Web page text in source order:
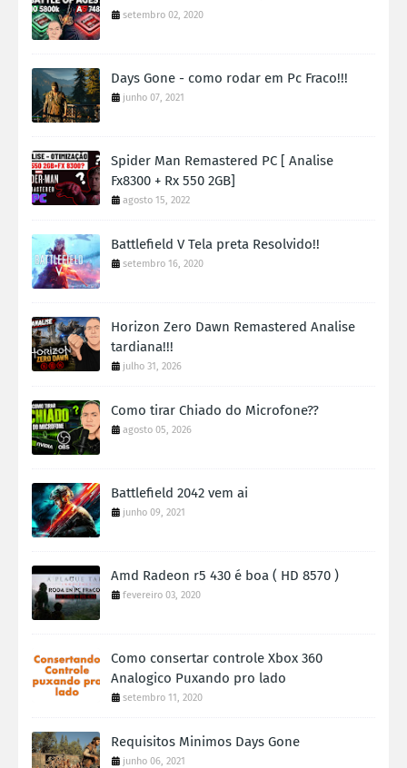
setembro 02, 2020
Days Gone - como rodar em Pc Fraco!!!
junho 07, 2021
Spider Man Remastered PC [ Analise
Fx8300 + Rx 550 2GB]
agosto 15, 2022
Battlefield V Tela preta Resolvido!!
setembro 16, 2020
Horizon Zero Dawn Remastered Analise
tardiana!!!
julho 31, 2026
Como tirar Chiado do Microfone??
agosto 05, 2026
Battlefield 2042 vem ai
junho 09, 2021
Amd Radeon r5 430 é boa ( HD 8570 )
fevereiro 03, 2020
Como consertar controle Xbox 360
Analogico Puxando pro lado
setembro 11, 2020
Requisitos Minimos Days Gone
junho 06, 2021